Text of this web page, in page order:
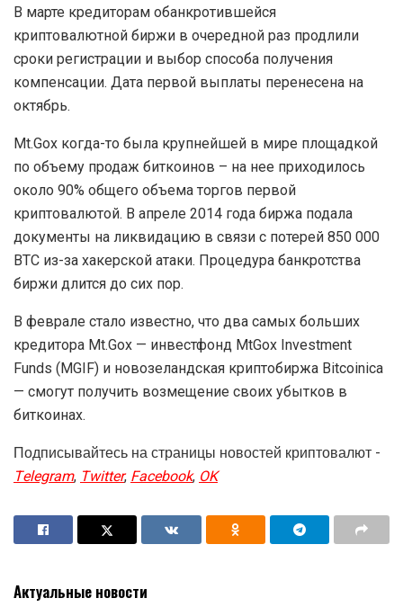
В марте кредиторам обанкротившейся
криптовалютной биржи в очередной раз продлили
сроки регистрации и выбор способа получения
компенсации. Дата первой выплаты перенесена на
октябрь.
Mt.Gox когда-то была крупнейшей в мире площадкой
по объему продаж биткоинов – на нее приходилось
около 90% общего объема торгов первой
криптовалютой. В апреле 2014 года биржа подала
документы на ликвидацию в связи с потерей 850 000
BTC из-за хакерской атаки. Процедура банкротства
биржи длится до сих пор.
В феврале стало известно, что два самых больших
кредитора Mt.Gox — инвестфонд MtGox Investment
Funds (MGIF) и новозеландская криптобиржа Bitcoinica
— смогут получить возмещение своих убытков в
биткоинах.
Подписывайтесь на страницы новостей криптовалют -
Telegram,Twitter,Facebook,OK
Актуальные новости